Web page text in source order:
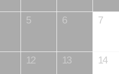
5 6 7
12 13 14